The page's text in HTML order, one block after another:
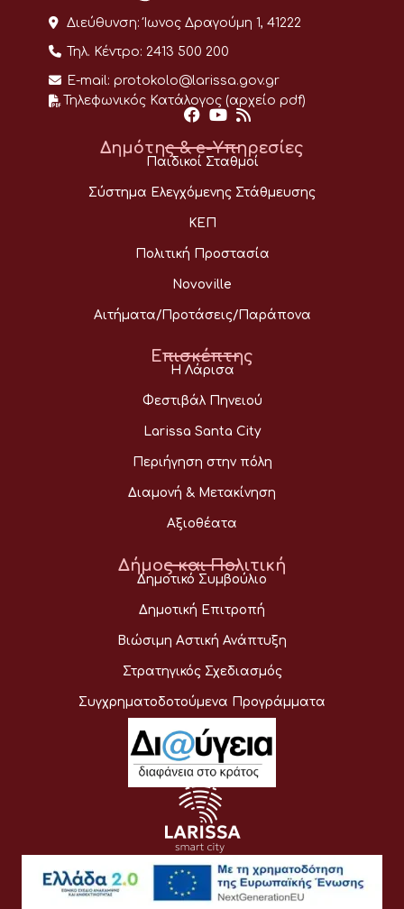
Διεύθυνση: Ίωνος Δραγούμη 1, 41222
Τηλ. Κέντρο: 2413 500 200
E-mail: protokolo@larissa.gov.gr
Τηλεφωνικός Κατάλογος (αρχείο pdf)
Δημότης & e-Υπηρεσίες
Παιδικοί Σταθμοί
Σύστημα Ελεγχόμενης Στάθμευσης
ΚΕΠ
Πολιτική Προστασία
Novoville
Αιτήματα/Προτάσεις/Παράπονα
Επισκέπτης
Η Λάρισα
Φεστιβάλ Πηνειού
Larissa Santa City
Περιήγηση στην πόλη
Διαμονή & Μετακίνηση
Αξιοθέατα
Δήμος και Πολιτική
Δημοτικό Συμβούλιο
Δημοτική Επιτροπή
Βιώσιμη Αστική Ανάπτυξη
Στρατηγικός Σχεδιασμός
Συγχρηματοδοτούμενα Προγράμματα